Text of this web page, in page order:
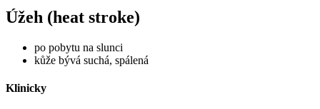
Úžeh (heat stroke)
po pobytu na slunci
kůže bývá suchá, spálená
Klinicky